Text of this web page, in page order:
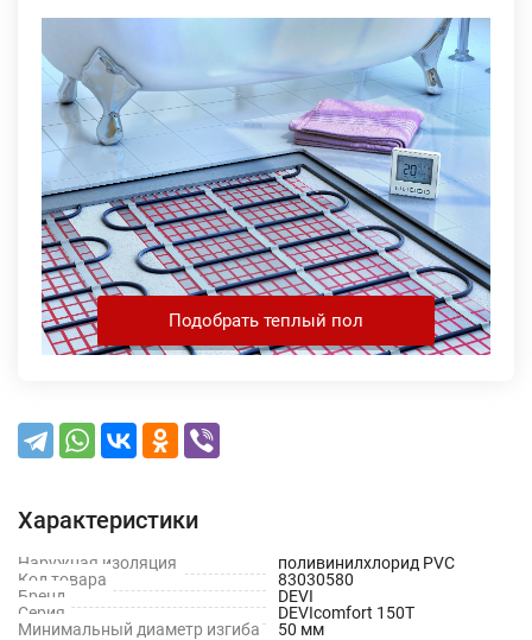
Подобрать теплый пол
Характеристики
Наружная изоляция
поливинилхлорид PVC
Код товара
83030580
Бренд
DEVI
Серия
DEVIcomfort 150T
Минимальный диаметр изгиба
50 мм